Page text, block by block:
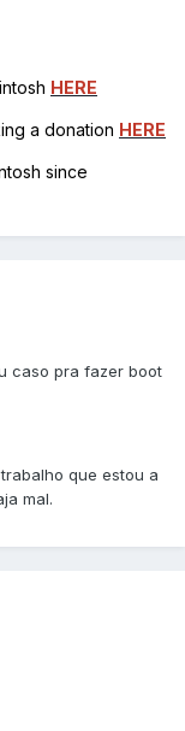
HERE
a donation HERE
since
caso pra fazer boot
que estou a
mal.